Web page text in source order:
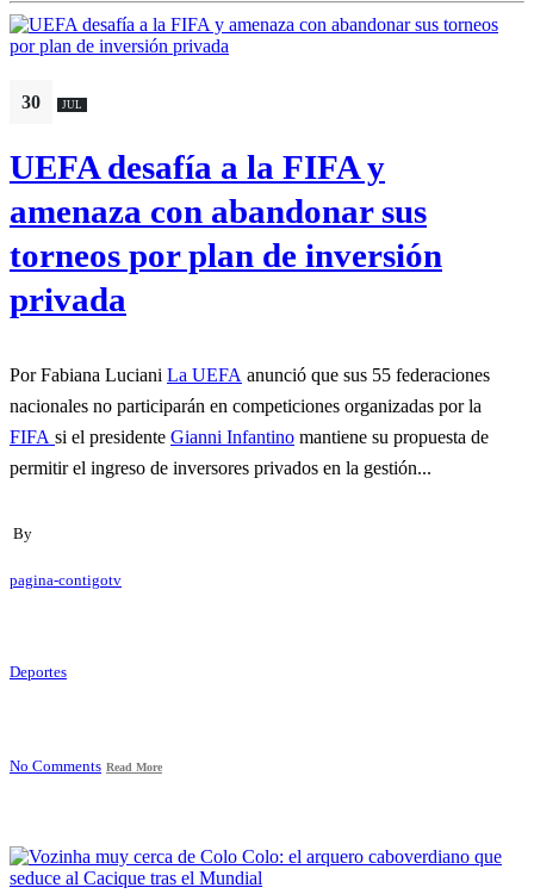
30 JUL
UEFA desafía a la FIFA y
amenaza con abandonar sus
torneos por plan de inversión
privada
Por Fabiana Luciani La UEFA anunció que sus 55 federaciones
nacionales no participarán en competiciones organizadas por la
FIFA si el presidente Gianni Infantino mantiene su propuesta de
permitir el ingreso de inversores privados en la gestión...
By
pagina-contigotv
Deportes
No Comments Read More